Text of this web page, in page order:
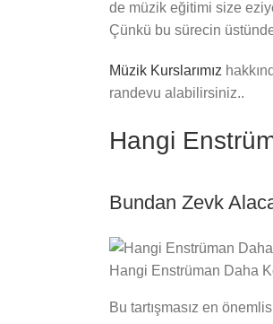
de müzik eğitimi size
Çünkü bu sürecin
Müzik Kurslarımız
randevu alabilirsiniz..
Hangi
Bundan Zevk
Hangi Enstrüman Daha
Bu tartışmasız en